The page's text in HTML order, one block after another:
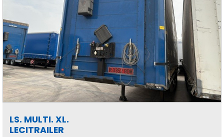
LS. MULTI. XL.
LECITRAILER